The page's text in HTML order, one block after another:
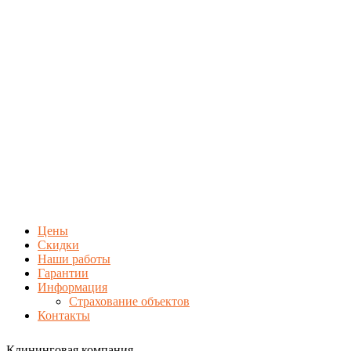
Цены
Скидки
Наши работы
Гарантии
Информация
Страхование объектов
Контакты